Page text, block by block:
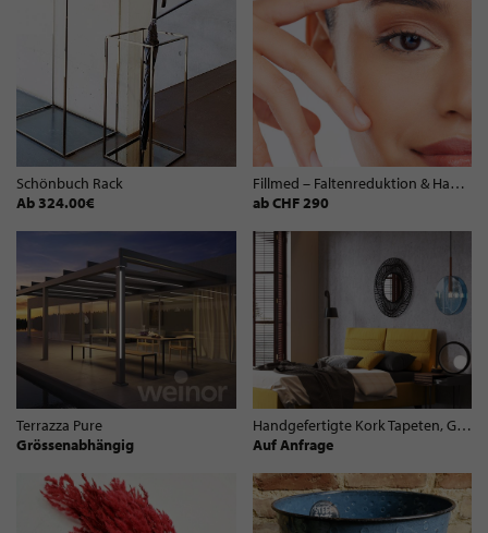
Schönbuch Rack
Ab 324.00€
Fillmed – Faltenreduktion & Hautregeneration
ab CHF 290
Terrazza Pure
Grössenabhängig
Handgefertigte Kork Tapeten, Gefleckt - RV203
Auf Anfrage